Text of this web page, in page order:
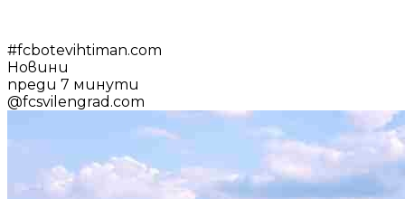
#fcbotevihtiman.com
Новини
преди 7 минути
@fcsvilengrad.com